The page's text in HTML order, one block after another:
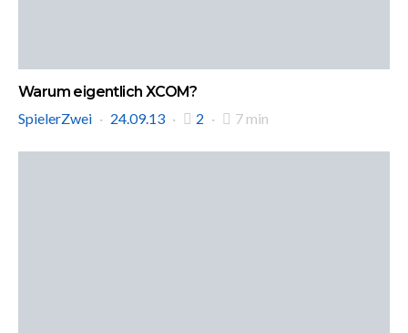
Warum eigentlich XCOM?
SpielerZwei
24.09.13 2 7 min